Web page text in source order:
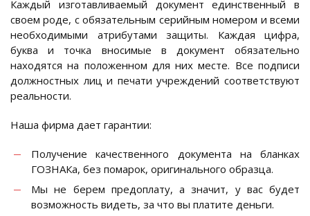
Каждый изготавливаемый документ единственный в
своем роде, с обязательным серийным номером и всеми
необходимыми атрибутами защиты. Каждая цифра,
буква и точка вносимые в документ обязательно
находятся на положенном для них месте. Все подписи
должностных лиц и печати учреждений соответствуют
реальности.
Наша фирма дает гарантии:
Получение качественного документа на бланках
ГОЗНАКа, без помарок, оригинального образца.
Мы не берем предоплату, а значит, у вас будет
возможность видеть, за что вы платите деньги.